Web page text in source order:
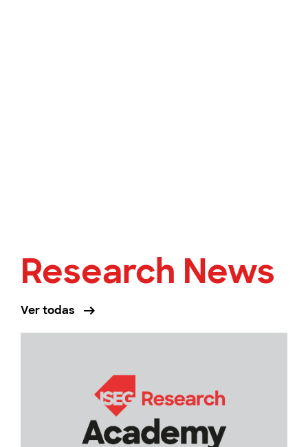
Research News
Ver todas